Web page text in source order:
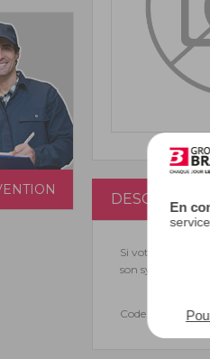
En
Si votre
son système.
Code EAN :